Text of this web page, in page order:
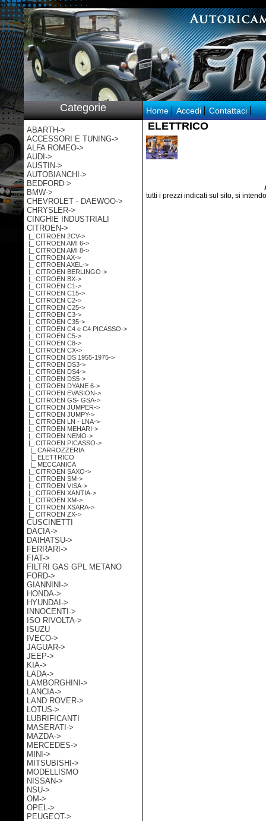
p:/
Categorie
ABARTH->
ACCESSORI E TUNING->
ALFA ROMEO->
AUDI->
AUSTIN->
AUTOBIANCHI->
BEDFORD->
BMW->
CHEVROLET - DAEWOO->
CHRYSLER->
CINGHIE INDUSTRIALI
CITROEN->
|_ CITROEN 2CV->
|_ CITROEN AMI 6->
|_ CITROEN AMI 8->
|_ CITROEN AX->
|_ CITROEN AXEL->
|_ CITROEN BERLINGO->
|_ CITROEN BX->
|_ CITROEN C1->
|_ CITROEN C15->
|_ CITROEN C2->
|_ CITROEN C25->
|_ CITROEN C3->
|_ CITROEN C35->
|_ CITROEN C4 e C4 PICASSO->
|_ CITROEN C5->
|_ CITROEN C8->
|_ CITROEN CX->
|_ CITROEN DS 1955-1975->
|_ CITROEN DS3->
|_ CITROEN DS4->
|_ CITROEN DS5->
|_ CITROEN DYANE 6->
|_ CITROEN EVASION->
|_ CITROEN GS- GSA->
|_ CITROEN JUMPER->
|_ CITROEN JUMPY->
|_ CITROEN LN - LNA->
|_ CITROEN MEHARI->
|_ CITROEN NEMO->
|_ CITROEN PICASSO->
|_ CARROZZERIA
|_ ELETTRICO
|_ MECCANICA
|_ CITROEN SAXO->
|_ CITROEN SM->
|_ CITROEN VISA->
|_ CITROEN XANTIA->
|_ CITROEN XM->
|_ CITROEN XSARA->
|_ CITROEN ZX->
CUSCINETTI
DACIA->
DAIHATSU->
FERRARI->
FIAT->
FILTRI GAS GPL METANO
FORD->
GIANNINI->
HONDA->
HYUNDAI->
INNOCENTI->
ISO RIVOLTA->
ISUZU
IVECO->
JAGUAR->
JEEP->
KIA->
LADA->
LAMBORGHINI->
LANCIA->
LAND ROVER->
LOTUS->
LUBRIFICANTI
MASERATI->
MAZDA->
MERCEDES->
MINI->
MITSUBISHI->
MODELLISMO
NISSAN->
NSU->
OM->
OPEL->
PEUGEOT->
Home Accedi Contattaci
ELETTRICO
tutti i prezzi indicati sul sito, si